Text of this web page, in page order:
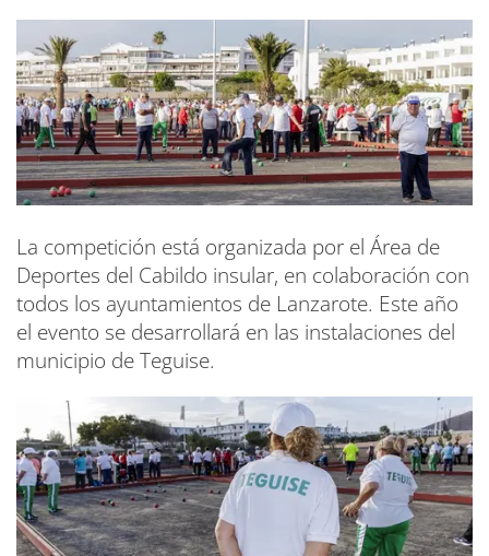
La competición está organizada por el Área de
Deportes del Cabildo insular, en colaboración con
todos los ayuntamientos de Lanzarote. Este año
el evento se desarrollará en las instalaciones del
municipio de Teguise.